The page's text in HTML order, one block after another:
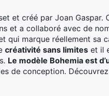
et créé par Joan Gaspar.
et a collaboré avec de
qui marque réellement sa
créativité sans limites et il
Le modèle Bohemia est
de conception.